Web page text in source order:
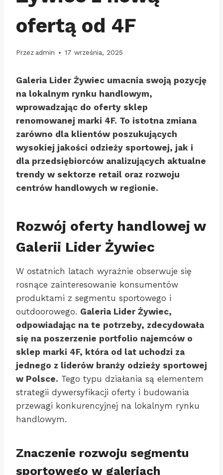
ofertą od 4F
Przez admin 17 września, 2025
Galeria Lider Żywiec umacnia swoją pozycję
na lokalnym rynku handlowym,
wprowadzając do oferty sklep
renomowanej marki 4F. To istotna zmiana
zarówno dla klientów poszukujących
wysokiej jakości odzieży sportowej, jak i
dla przedsiębiorców analizujących aktualne
trendy w sektorze retail oraz rozwoju
centrów handlowych w regionie.
Rozwój oferty handlowej w
Galerii Lider Żywiec
W ostatnich latach wyraźnie obserwuje się
rosnące zainteresowanie konsumentów
produktami z segmentu sportowego i
outdoorowego. Galeria Lider Żywiec,
odpowiadając na te potrzeby, zdecydowała
się na poszerzenie portfolio najemców o
sklep marki 4F, która od lat uchodzi za
jednego z liderów branży odzieży sportowej
w Polsce. Tego typu działania są elementem
strategii dywersyfikacji oferty i budowania
przewagi konkurencyjnej na lokalnym rynku
handlowym.
Znaczenie rozwoju segmentu
sportowego w galeriach